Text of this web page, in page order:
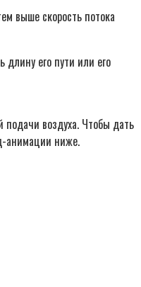
выше скорость потока
его пути или его
подачи воздуха. Чтобы дать
анимации ниже.